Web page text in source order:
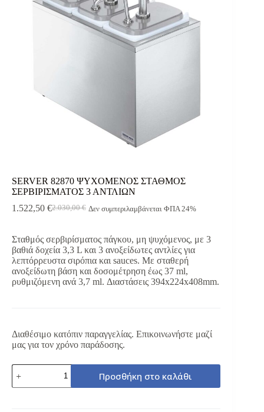
SERVER 82870 ΨΥΧΟΜΕΝΟΣ ΣΤΑΘΜΟΣ
ΣΕΡΒΙΡΙΣΜΑΤΟΣ 3 ΑΝΤΛΙΩΝ
2.030,00€
Original
2.030,00 €.
1.522,50 €
Η
είναι:
1.522,50 €.
Δεν συμπεριλαμβάνεται ΦΠΑ 24%
Σταθμός σερβιρίσματος πάγκου, μη ψυχόμενος, με 3
βαθιά δοχεία 3,3 L και 3 ανοξείδωτες αντλίες για
λεπτόρρευστα σιρόπια και sauces. Με σταθερή
ανοξείδωτη βάση και δοσομέτρηση έως 37 ml,
ρυθμιζόμενη ανά 3,7 ml. Διαστάσεις 394x224x408mm.
Διαθέσιμο κατόπιν παραγγελίας. Επικοινωνήστε μαζί
μας για τον χρόνο παράδοσης.
SERVER
82870
ΨΥΧΟΜΕΝΟΣ
Προσθήκη στο καλάθι